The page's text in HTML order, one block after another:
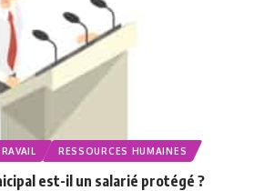
RESSOURCES HUMAINES
est-il un salarié protégé ?